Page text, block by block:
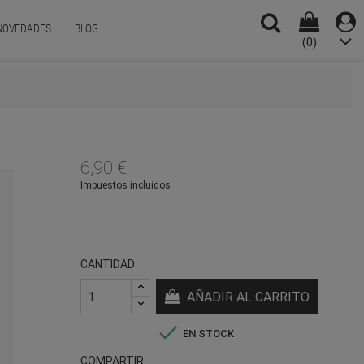
BLOG
(0)
6,90 €
Impuestos incluidos
CANTIDAD
AÑADIR AL CARRITO
 EN STOCK
COMPARTIR